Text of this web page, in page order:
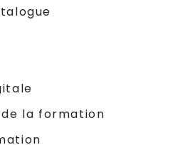
la formation